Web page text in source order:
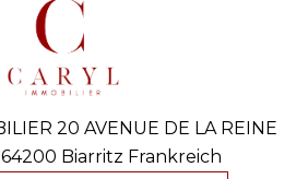
20 AVENUE DE LA REINE
64200 Biarritz Frankreich